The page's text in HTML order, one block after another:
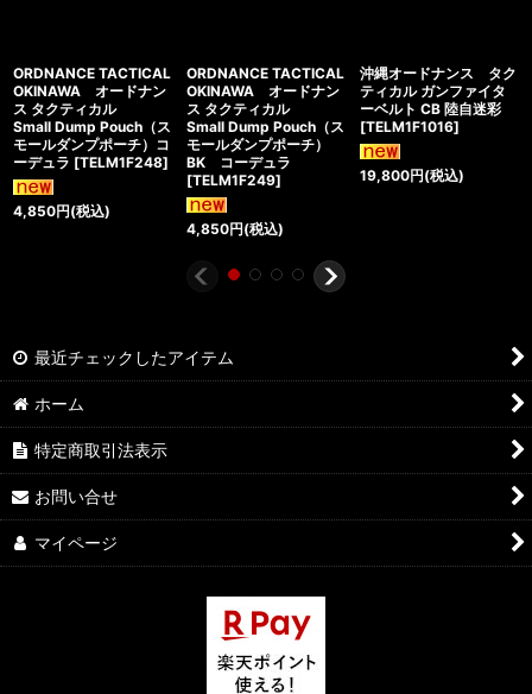
ORDNANCE TACTICAL
OKINAWA オードナン
ス タクティカル
Small Dump Pouch（ス
モールダンプポーチ）コ
ーデュラ [TELM1F248]
4,850円(税込)
ORDNANCE TACTICAL
OKINAWA オードナン
ス タクティカル
Small Dump Pouch（ス
モールダンプポーチ）
BK コーデュラ
[TELM1F249]
4,850円(税込)
沖縄オードナンス タク
ティカル ガンファイタ
ーベルト CB 陸自迷彩
[TELM1F1016]
19,800円(税込)
最近チェックしたアイテム
ホーム
特定商取引法表示
お問い合せ
マイページ